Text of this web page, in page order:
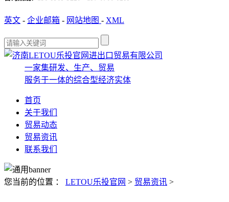
英文 - 企业邮箱 - 网站地图 - XML
一家集研发、生产、贸易
服务于一体的综合型经济实体
首页
关于我们
贸易动态
贸易资讯
联系我们
您当前的位置 ： LETOU乐投官网 > 贸易资讯 >